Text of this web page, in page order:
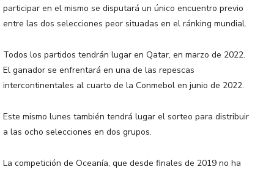
participar en el mismo se disputará un único encuentro previo
entre las dos selecciones peor situadas en el ránking mundial.
Todos los partidos tendrán lugar en Qatar, en marzo de 2022.
El ganador se enfrentará en una de las repescas
intercontinentales al cuarto de la Conmebol en junio de 2022.
Este mismo lunes también tendrá lugar el sorteo para distribuir
a las ocho selecciones en dos grupos.
La competición de Oceanía, que desde finales de 2019 no ha